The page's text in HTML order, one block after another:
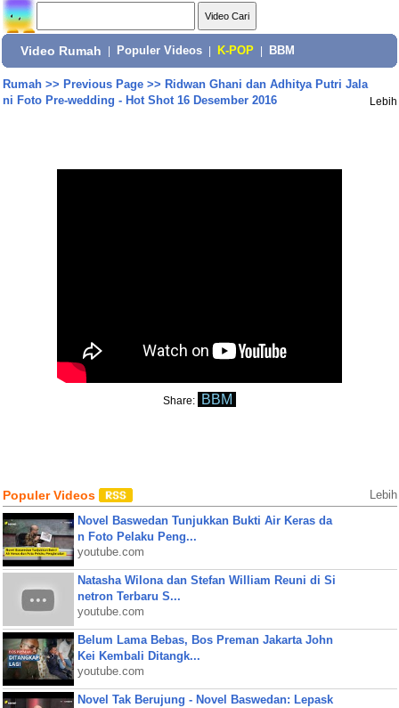
Video Rumah Populer Videos K-POP BBM
Rumah>> Previous Page>> Ridwan Ghani dan Adhitya Putri Jala
ni Foto Pre-wedding - Hot Shot 16 Desember 2016
Lebih
Share: BBM
Populer Videos Lebih
Novel Baswedan Tunjukkan Bukti Air Keras da
n Foto Pelaku Peng...
youtube.com
Natasha Wilona dan Stefan William Reuni di Si
netron Terbaru S...
youtube.com
Belum Lama Bebas, Bos Preman Jakarta John
Kei Kembali Ditangk...
youtube.com
Novel Tak Berujung - Novel Baswedan: Lepask